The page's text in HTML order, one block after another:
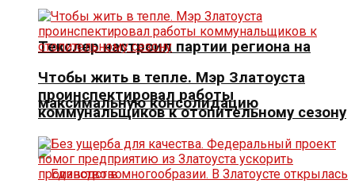
Текслер настроил партии региона на
максимальную консолидацию
Чтобы жить в тепле. Мэр Златоуста
проинспектировал работы
коммунальщиков к отопительному сезону